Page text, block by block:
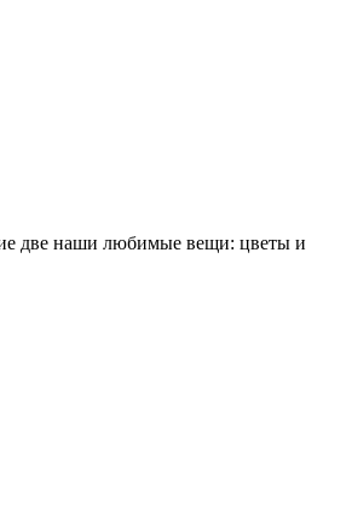
две наши любимые вещи: цветы и